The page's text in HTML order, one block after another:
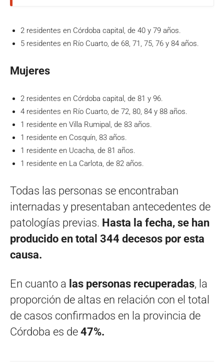
2 residentes en Córdoba capital, de 40 y 79 años.
5 residentes en Río Cuarto, de 68, 71, 75, 76 y 84 años.
Mujeres
2 residentes en Córdoba capital, de 81 y 96.
4 residentes en Río Cuarto, de 72, 80, 84 y 88 años.
1 residente en Villa Rumipal, de 83 años.
1 residente en Cosquín, 83 años.
1 residente en Ucacha, de 81 años.
1 residente en La Carlota, de 82 años.
Todas las personas se encontraban
internadas y presentaban antecedentes de
patologías previas. Hasta la fecha, se han
producido en total 344 decesos por esta
causa.
En cuanto a las personas recuperadas, la
proporción de altas en relación con el total
de casos confirmados en la provincia de
Córdoba es de 47%.